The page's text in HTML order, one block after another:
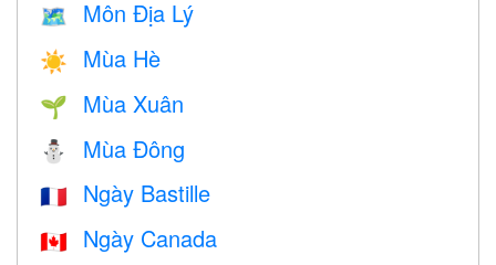
🗺 Môn Địa Lý
☀️ Mùa Hè
🌱 Mùa Xuân
⛄ Mùa Đông
🇫🇷 Ngày Bastille
🇨🇦 Ngày Canada